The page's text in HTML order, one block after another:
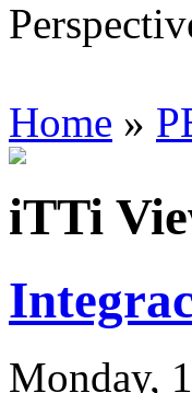
Home »
iTTi
Monday,